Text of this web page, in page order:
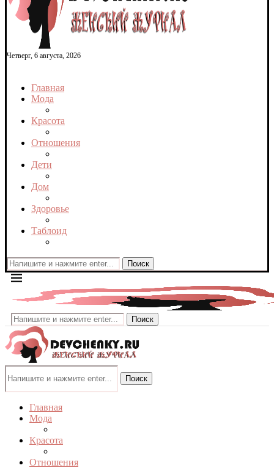
Четверг, 6 августа, 2026
Главная
Мода
Красота
Отношения
Дети
Дом
Здоровье
Таблоид
Поиск
Поиск
Поиск
Главная
Мода
Красота
Отношения